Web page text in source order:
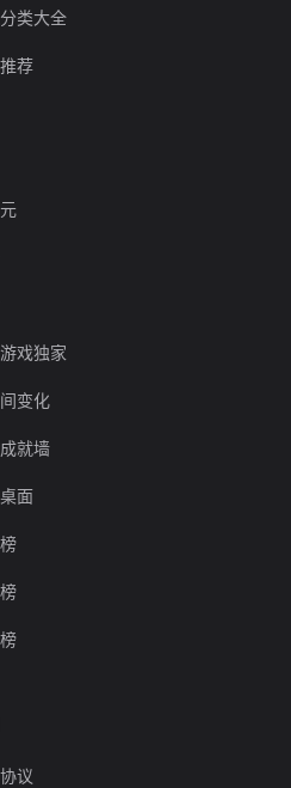
类大全
荐
戏独家
变化
就墙
面
议